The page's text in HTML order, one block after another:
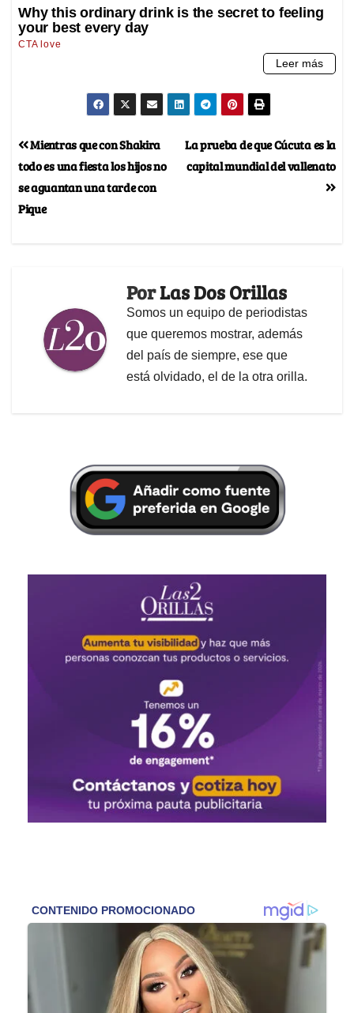
La prueba de que Cúcuta es la
capital mundial del vallenato
Mientras que con Shakira
todo es una fiesta los hijos no
se aguantan una tarde con
Pique
PorLas Dos Orillas
Somos un equipo de periodistas
que queremos mostrar, además
del país de siempre, ese que
está olvidado, el de la otra orilla.